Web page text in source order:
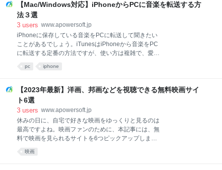
レずにZoom会議を保存1.なぜZoomで録画すると相手
に知られるかZoomの仕様です。参会者として内蔵の
録画機能を使うと、ミーティングのホストの許可がな
ければ、録画できません。また
することができます。このプログラムを使用し、コン
ピュータでスマホに保存されているメディアファイル
を視聴することができるし、スマホ内のファイルを大
画面に表示して同僚やパートナーに見せることができ
るし、マウスとキーボードを使ってAndroidゲームを
プレイしメッセージを送ることができます。では、こ
ンピュータにこのソフトをダウンロードしインストー
2.iPhoneの場合:Wi-Fi接続： 1.iPhone
【Mac/Windows対応】iPhoneからPCに音楽を転送する方
法３選
3 users www.apowersoft.jp
iPhoneに保存している音楽をPCに転送して聞きたい
ことがあるでしょう。iTunesはiPhoneから音楽をPC
に転送する定番の方法ですが、使い方は複雑で、愛用
iTunes及びiTunesなしでiPhoneからPCに音楽を移す
iPhoneの音楽をPCに移すまずご紹介するiPhone音楽
をPCに転送する方法は、ApowerManagerです。
ApowerManagerはWindowsとMacに両対応して、
スマホマネージャーです。iPhoneからパソコンに音楽
や曲を転送することができる上、iPhoneの写真をパソ
コンに送ることも可能です。またiPhone以外にも、
iPadやiPodといったほかのiOS機器にも対応していま
pc iphone
【2023年最新】洋画、邦画などを視聴できる無料映画サイ
ト6選
3 users www.apowersoft.jp
休みの日に、自宅で好きな映画をゆっくりと見るのは
最高ですよね。映画ファンのために、本記事には、無
料で映画を見られるサイトを6つピックアップしまし
た。ずっと前から見たい映画も、それらの無料映画サ
イトで視聴できます。映画をPCにダウンロードしてオ
映画